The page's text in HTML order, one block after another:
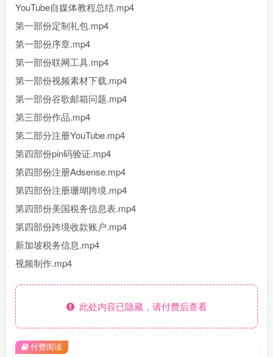
YouTube自媒体教程总结.mp4
第一部份定制礼包.mp4
第一部份序章.mp4
第一部份联网工具.mp4
第一部份视频素材下载.mp4
第一部份谷歌邮箱问题.mp4
第三部份作品.mp4
第二部分注册YouTube.mp4
第四部份pin码验证.mp4
第四部份注册Adsense.mp4
第四部份注册珊瑚跨境.mp4
第四部份美国税务信息表.mp4
第四部份跨境收款账户.mp4
新加坡税务信息.mp4
视频制作.mp4
此处内容已隐藏，请付费后查看
付费阅读